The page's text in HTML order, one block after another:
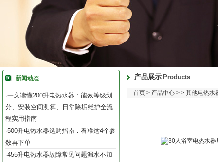
新闻动态
·一文读懂200升电热水器：能效等级划
分、安装空间测算、日常除垢维护全流
程实用指南
·500升电热水器选购指南：看准这4个参
数再下单
·455升电热水器故障常见问题漏水不加
产品展示 Products
首页 > 产品中心 > > 其他电热水